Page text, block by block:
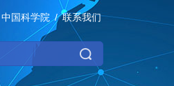
中国科学院 联系我们